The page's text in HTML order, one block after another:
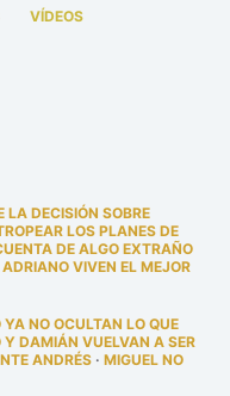
VÍDEOS
LA DECISIÓN SOBRE
LOS PLANES DE
DE ALGO EXTRAÑO
VIVEN EL MEJOR
NO OCULTAN LO QUE
DAMIÁN VUELVAN A SER
ANDRÉS· MIGUEL NO